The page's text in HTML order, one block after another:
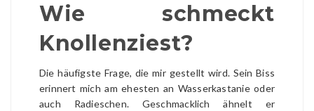
Wie schmeckt
Knollenziest?
Die häufigste Frage, die mir gestellt wird. Sein Biss
erinnert mich am ehesten an Wasserkastanie oder
auch Radieschen. Geschmacklich ähnelt er